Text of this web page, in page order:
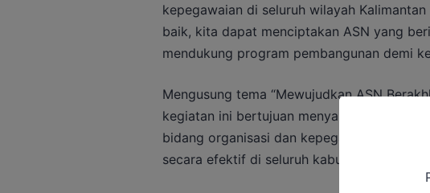
kepegawaian di seluruh wilayah
baik, kita dapat menciptakan ASN yang
mendukung program pembangunan demi
Mengusung tema “Mewujudkan ASN
kegiatan ini bertujuan menyamakan
bidang organisasi dan kepegawaian, serta
secara efektif di seluruh kabupaten/kota di